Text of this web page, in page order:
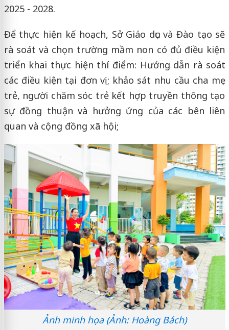
2025 - 2028.
Để thực hiện kế hoạch, Sở Giáo dục và Đào tạo sẽ
rà soát và chọn trường mầm non có đủ điều kiện
triển khai thực hiện thí điểm: Hướng dẫn rà soát
các điều kiện tại đơn vị; khảo sát nhu cầu cha mẹ
trẻ, người chăm sóc trẻ kết hợp truyền thông tạo
sự đồng thuận và hưởng ứng của các bên liên
quan và cộng đồng xã hội;
Ảnh minh họa (Ảnh: Hoàng Bách)